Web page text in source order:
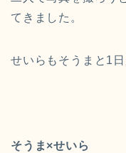
てきました。
せいらもそうまと1
そうま×せいら